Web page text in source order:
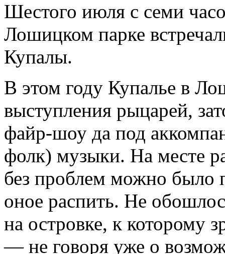
Шестого июля с семи
Лошицком парке
Купалы.
В этом году Купалье в
выступления рыцарей,
файр-шоу да под
фолк) музыки. На месте
без проблем можно было
оное распить. Не
на островке, к которому
— не говоря уже о